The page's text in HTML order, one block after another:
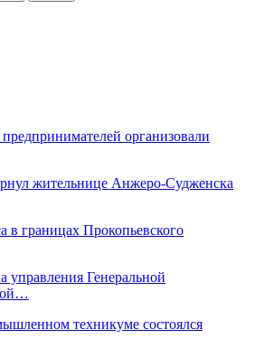
организовали
жительнице Анжеро-Судженска
в границах Прокопьевского
управления Генеральной
техникуме состоялся